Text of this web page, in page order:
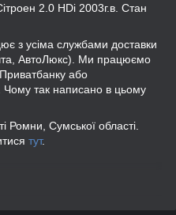
2.0 HDi 2003г.в. Стан
усіма службами доставки
АвтоЛюкс). Ми працюємо
або
Чому так написано в цьому
Ромни, Сумської області.
тут.